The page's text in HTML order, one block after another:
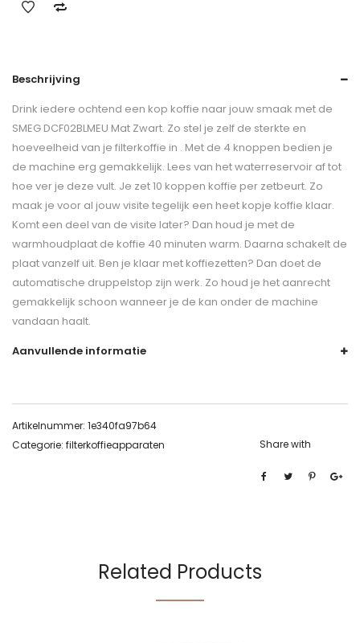
Beschrijving
Drink iedere ochtend een kop koffie naar jouw smaak met de
SMEG DCF02BLMEU Mat Zwart. Zo stel je zelf de sterkte en
hoeveelheid van je filterkoffie in . Met de 4 knoppen bedien je
de machine erg gemakkelijk. Lees van het waterreservoir af tot
hoe ver je deze vult. Je zet 10 koppen koffie per zetbeurt. Zo
maak je voor al jouw visite tegelijk een heet kopje koffie klaar.
Komt een deel van de visite later? Dan houd je met de
warmhoudplaat de koffie 40 minuten warm. Daarna schakelt de
plaat vanzelf uit. Ben je klaar met koffiezetten? Dan doet de
automatische druppelstop zijn werk. Zo houd je het aanrecht
gemakkelijk schoon wanneer je de kan onder de machine
vandaan haalt.
Aanvullende informatie
Artikelnummer: 1e340fa97b64
Categorie: filterkoffieapparaten Share with
Related Products